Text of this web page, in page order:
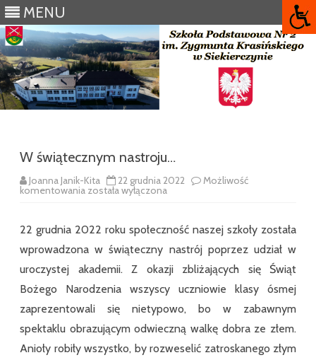
MENU
W świątecznym nastroju…
Joanna Janik-Kita 22 grudnia 2022 Możliwość
komentowania W
świątecznym
została wyłączona
22 grudnia 2022 roku społeczność naszej szkoły została
wprowadzona w świąteczny nastrój poprzez udział w
uroczystej akademii. Z okazji zbliżających się Świąt
Bożego Narodzenia wszyscy uczniowie klasy ósmej
zaprezentowali się nietypowo, bo w zabawnym
spektaklu obrazującym odwieczną walkę dobra ze złem.
Anioły robiły wszystko, by rozweselić zatroskanego złym